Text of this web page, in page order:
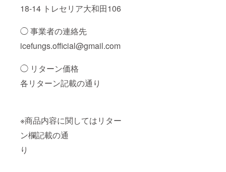
18-14 トレセリア大和田106
◯ 事業者の連絡先
icefungs.official@gmail.com
◯ リターン価格
各リターン記載の通り
※商品内容に関してはリター
ン欄記載の通
り